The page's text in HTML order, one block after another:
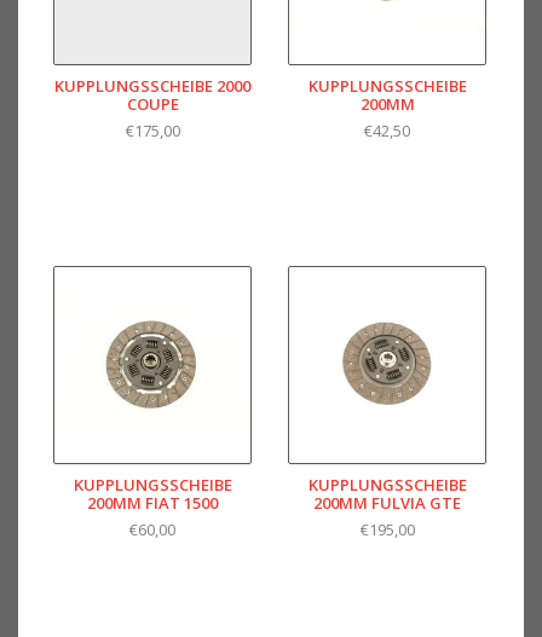
KUPPLUNGSSCHEIBE 2000
COUPE
€175,00
KUPPLUNGSSCHEIBE
200MM
€42,50
KUPPLUNGSSCHEIBE
200MM FIAT 1500
€60,00
KUPPLUNGSSCHEIBE
200MM FULVIA GTE
€195,00